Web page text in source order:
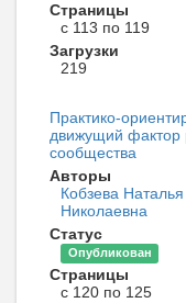
Страницы
с 113 по 119
Загрузки
219
Практико-
движущий фактор
сообщества
Авторы
Кобзева
Николаевна
Статус
Опубликован
Страницы
с 120 по 125